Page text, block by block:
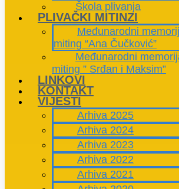
Škola plivanja
PLIVAČKI MITINZI
Međunarodni
miting “Ana Čučković”
Međunarodni
miting ” Srđan i Maksim”
LINKOVI
KONTAKT
VIJESTI
Arhiva 2025
Arhiva 2024
Arhiva 2023
Arhiva 2022
Arhiva 2021